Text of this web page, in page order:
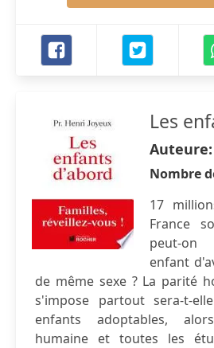
Les
Auteure:
Nombre
17
France
peut-
enfant
de même sexe ? La parité
s'impose partout sera-t-
enfants adoptables,
humaine et toutes les